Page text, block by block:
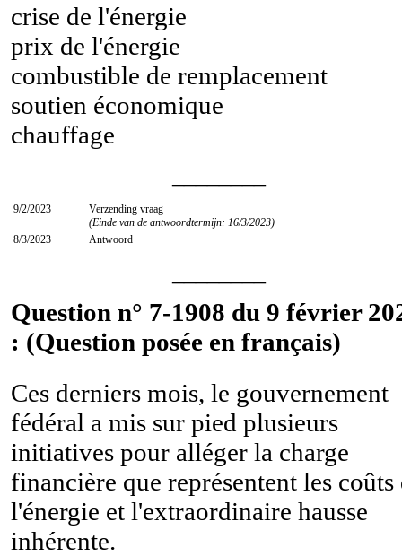
crise de l'énergie
prix de l'énergie
combustible de remplacement
soutien économique
chauffage
9/2/2023
Verzending vraag
(Einde van de antwoordtermijn: 16/3/2023)
8/3/2023
Antwoord
Question n° 7-1908 du 9 février
: (Question posée en français)
Ces derniers mois, le gouvernement
fédéral a mis sur pied plusieurs
initiatives pour alléger la charge
financière que représentent les coûts
l'énergie et l'extraordinaire hausse
inhérente.